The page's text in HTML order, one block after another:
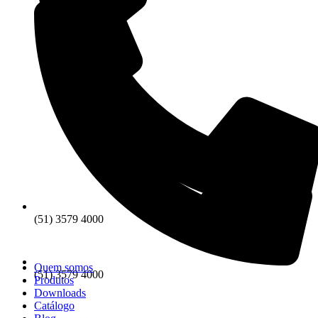
(51) 3579 4000
(51) 3579 4000
Quem somos
Produtos
Downloads
Catálogo